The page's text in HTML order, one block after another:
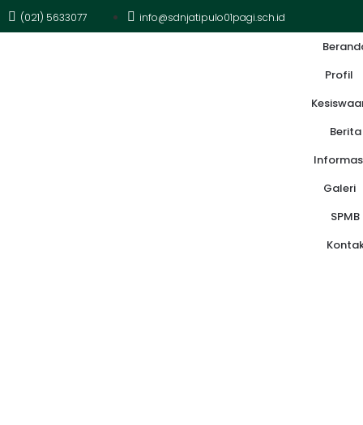
(021) 5633077 info@sdnjatipulo01pagi.sch.id
Profil
Berita
Galeri
SPMB